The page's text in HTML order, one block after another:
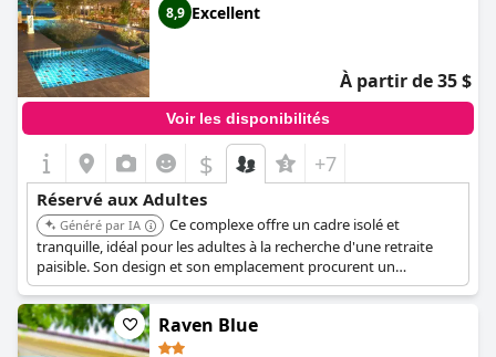
8,9 Excellent
À partir de 35 $
Voir les disponibilités
$ +7
Réservé aux Adultes
Généré par IA
Ce complexe offre un cadre isolé et
tranquille, idéal pour les adultes à la recherche d'une retraite
paisible. Son design et son emplacement procurent un
sentiment d'intimité et de détente loin des zones plus
fréquentées.
Raven Blue